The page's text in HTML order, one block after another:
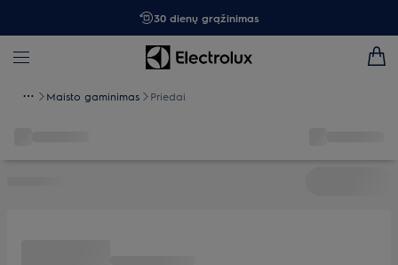
30 dienų grąžinimas
Maisto gaminimas Priedai